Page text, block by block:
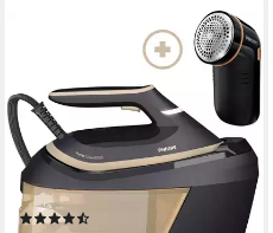
Dampfbügelstation
PSG6064/80 PerfectCare
6000 Series
1800 ml Wassertank
130 g/min Dauerdampfmenge
120 s Aufheizzeit